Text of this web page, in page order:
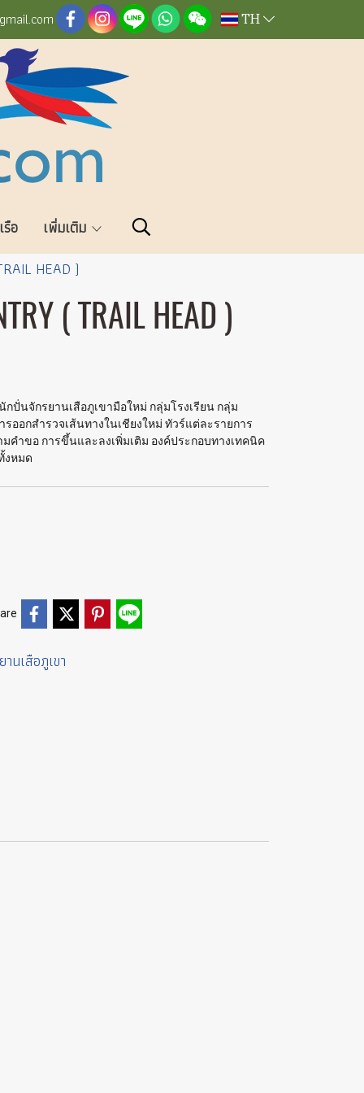
TH
อ
เพิ่มเติม
HEAD )
( TRAIL HEAD )
ปั่นจักรยานเสือภูเขามือใหม่ กลุ่มโรงเรียน กลุ่ม
ออกสำรวจเส้นทางในเชียงใหม่ ทัวร์แต่ละรายการ
คำขอ การขึ้นและลงเพิ่มเติม องค์ประกอบทางเทคนิค
งหมด
นเสือภูเขา